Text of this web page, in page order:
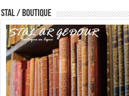
STAL / BOUTIQUE